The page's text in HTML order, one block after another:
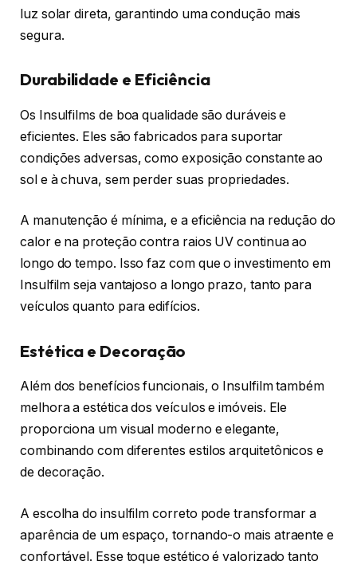
luz solar direta, garantindo uma condução mais
segura.
Durabilidade e Eficiência
Os Insulfilms de boa qualidade são duráveis e
eficientes. Eles são fabricados para suportar
condições adversas, como exposição constante ao
sol e à chuva, sem perder suas propriedades.
A manutenção é mínima, e a eficiência na redução do
calor e na proteção contra raios UV continua ao
longo do tempo. Isso faz com que o investimento em
Insulfilm seja vantajoso a longo prazo, tanto para
veículos quanto para edifícios.
Estética e Decoração
Além dos benefícios funcionais, o Insulfilm também
melhora a estética dos veículos e imóveis. Ele
proporciona um visual moderno e elegante,
combinando com diferentes estilos arquitetônicos e
de decoração.
A escolha do insulfilm correto pode transformar a
aparência de um espaço, tornando-o mais atraente e
confortável. Esse toque estético é valorizado tanto